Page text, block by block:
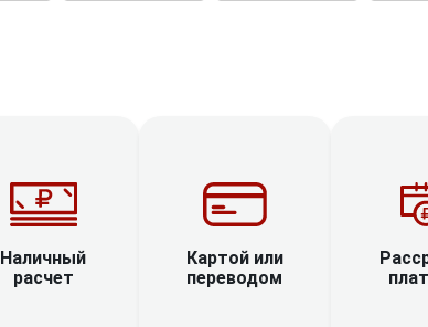
Наличный
расчет
Картой или
переводом